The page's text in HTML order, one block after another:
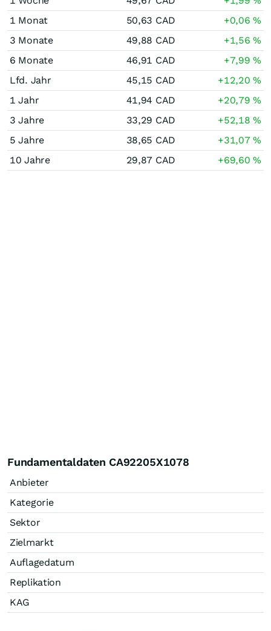
1 Monat
50,63 CAD +0,06%
3 Monate
49,88 CAD +1,56%
6 Monate
46,91 CAD +7,99%
Lfd. Jahr
45,15 CAD +12,20%
1 Jahr
41,94 CAD +20,79%
3 Jahre
33,29 CAD +52,18%
5 Jahre
38,65 CAD +31,07%
10 Jahre
29,87 CAD +69,60%
Fundamentaldaten CA92205X1078
Anbieter
Kategorie
Sektor
Zielmarkt
Auflagedatum
Replikation
KAG